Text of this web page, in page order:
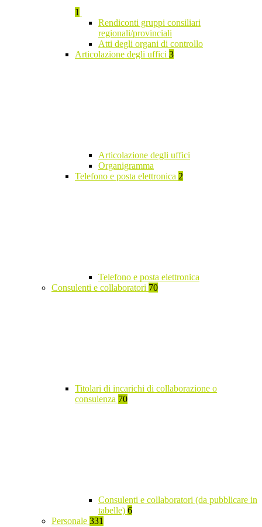
1
Rendiconti gruppi consiliari
regionali/provinciali
Atti degli organi di controllo
Articolazione degli uffici 3
Articolazione degli uffici
Organigramma
Telefono e posta elettronica 2
Telefono e posta elettronica
Consulenti e collaboratori 70
Titolari di incarichi di collaborazione o
consulenza 70
Consulenti e collaboratori (da pubblicare in
tabelle) 6
Personale 331